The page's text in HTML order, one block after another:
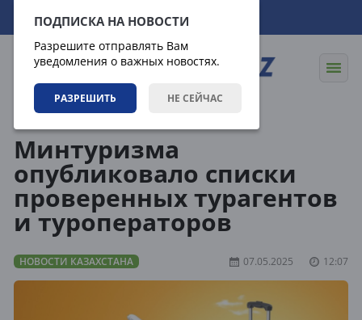
ПОДПИСКА НА НОВОСТИ
Разрешите отправлять Вам
уведомления о важных новостях.
РАЗРЕШИТЬ НЕ СЕЙЧАС
08.08.2026 21:14:23
Минтуризма
опубликовало списки
проверенных турагентов
и туроператоров
НОВОСТИ КАЗАХСТАНА 07.05.2025 12:07